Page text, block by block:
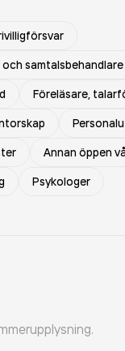
samtalsbehandlare
Föreläsare,
Annan öppen
Psykologer